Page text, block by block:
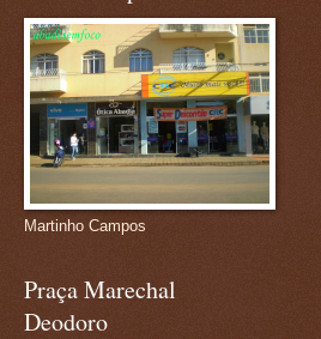
Martinho Campos
Praça Marechal
Deodoro